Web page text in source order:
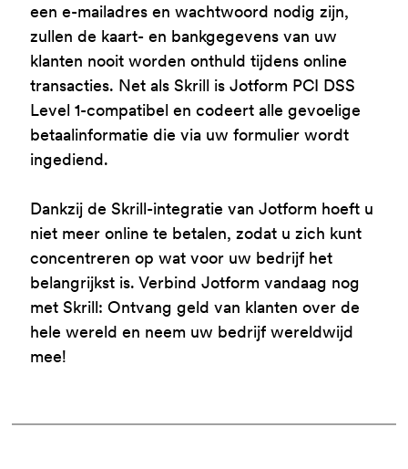
een e-mailadres en wachtwoord nodig zijn,
zullen de kaart- en bankgegevens van uw
klanten nooit worden onthuld tijdens online
transacties. Net als Skrill is Jotform PCI DSS
Level 1-compatibel en codeert alle gevoelige
betaalinformatie die via uw formulier wordt
ingediend.
Dankzij de Skrill-integratie van Jotform hoeft u
niet meer online te betalen, zodat u zich kunt
concentreren op wat voor uw bedrijf het
belangrijkst is. Verbind Jotform vandaag nog
met Skrill: Ontvang geld van klanten over de
hele wereld en neem uw bedrijf wereldwijd
mee!